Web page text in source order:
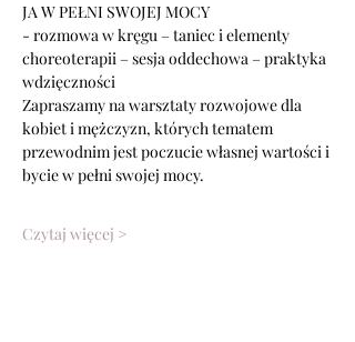
JA W PEŁNI SWOJEJ MOCY
- rozmowa w kręgu – taniec i elementy
choreoterapii – sesja oddechowa – praktyka
wdzięczności
Zapraszamy na warsztaty rozwojowe dla
kobiet i mężczyzn, których tematem
przewodnim jest poczucie własnej wartości i
bycie w pełni swojej mocy.
Czytaj więcej >